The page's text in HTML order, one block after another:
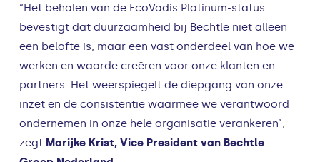
“Het behalen van de EcoVadis Platinum-status
bevestigt dat duurzaamheid bij Bechtle niet alleen
een belofte is, maar een vast onderdeel van hoe we
werken en waarde creëren voor onze klanten en
partners. Het weerspiegelt de diepgang van onze
inzet en de consistentie waarmee we verantwoord
ondernemen in onze hele organisatie verankeren”,
zegt Marijke Krist, Vice President van Bechtle